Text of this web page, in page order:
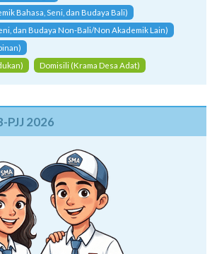
Bahasa, Seni, dan Budaya Bali)
dan Budaya Non-Bali/Non Akademik Lain)
Domisili (Krama Desa Adat)
PJJ 2026